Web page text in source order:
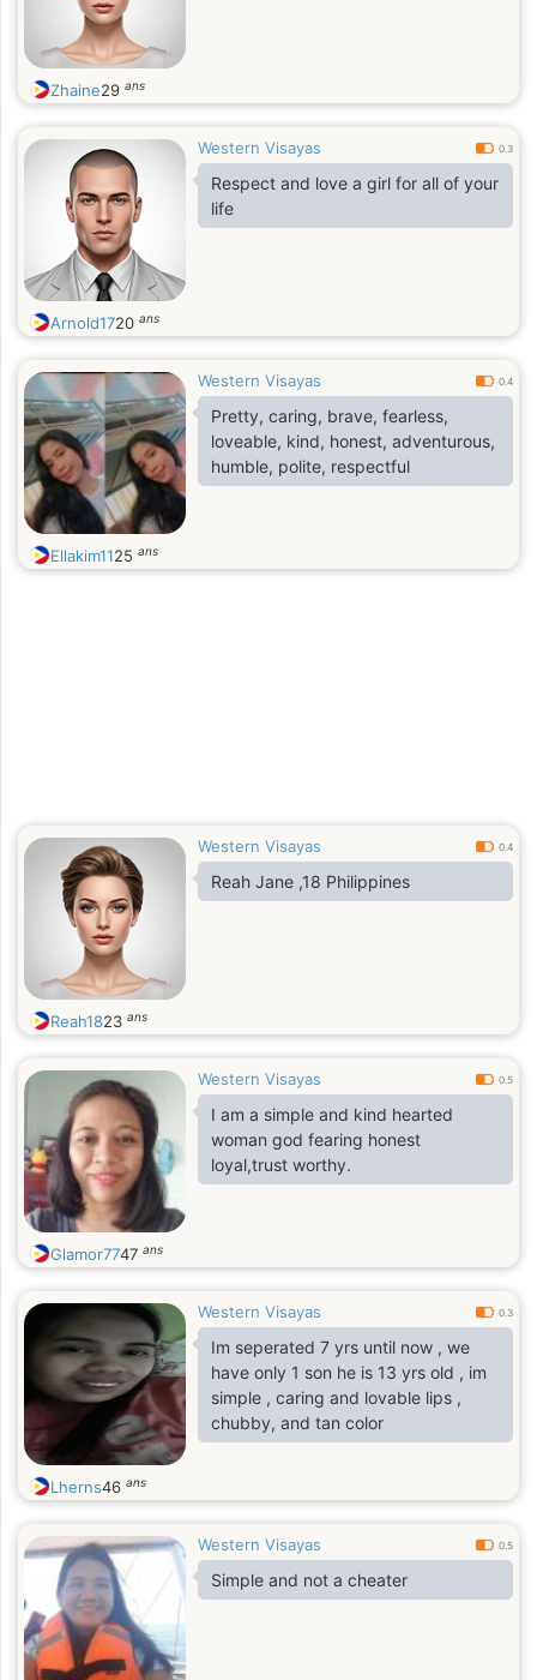
Zhaine29 ans
Western Visayas 0.3
Respect and love a girl for all of your
life
Arnold1720 ans
Western Visayas 0.4
Pretty, caring, brave, fearless,
loveable, kind, honest, adventurous,
humble, polite, respectful
Ellakim1125 ans
Western Visayas 0.4
Reah Jane ,18 Philippines
Reah1823 ans
Western Visayas 0.5
I am a simple and kind hearted
woman god fearing honest
loyal,trust worthy.
Glamor7747 ans
Western Visayas 0.3
Im seperated 7 yrs until now , we
have only 1 son he is 13 yrs old , im
simple , caring and lovable lips ,
chubby, and tan color
Lherns46 ans
Western Visayas 0.5
Simple and not a cheater